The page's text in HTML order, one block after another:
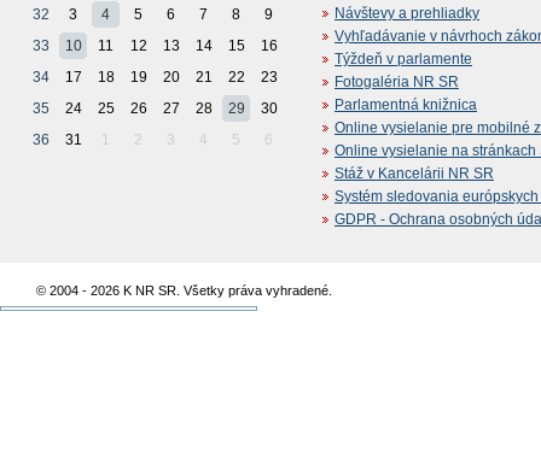
32
3 4 5 6 7 8
9
33
10 11 12 13 14 15
16
34
17 18 19 20 21 22
23
35
24 25 26 27 28 29
30
36
31 1 2 3 4 5 6
Návštevy a prehliadky
Vyhľadávanie v návrhoch
Týždeň v parlamente
Fotogaléria NR SR
Parlamentná knižnica
Online vysielanie pre mobilné
Online vysielanie na stránkach
Stáž v Kancelárii NR SR
Systém sledovania
GDPR - Ochrana osobných
© 2004 - 2026 K NR SR. Všetky práva vyhradené.